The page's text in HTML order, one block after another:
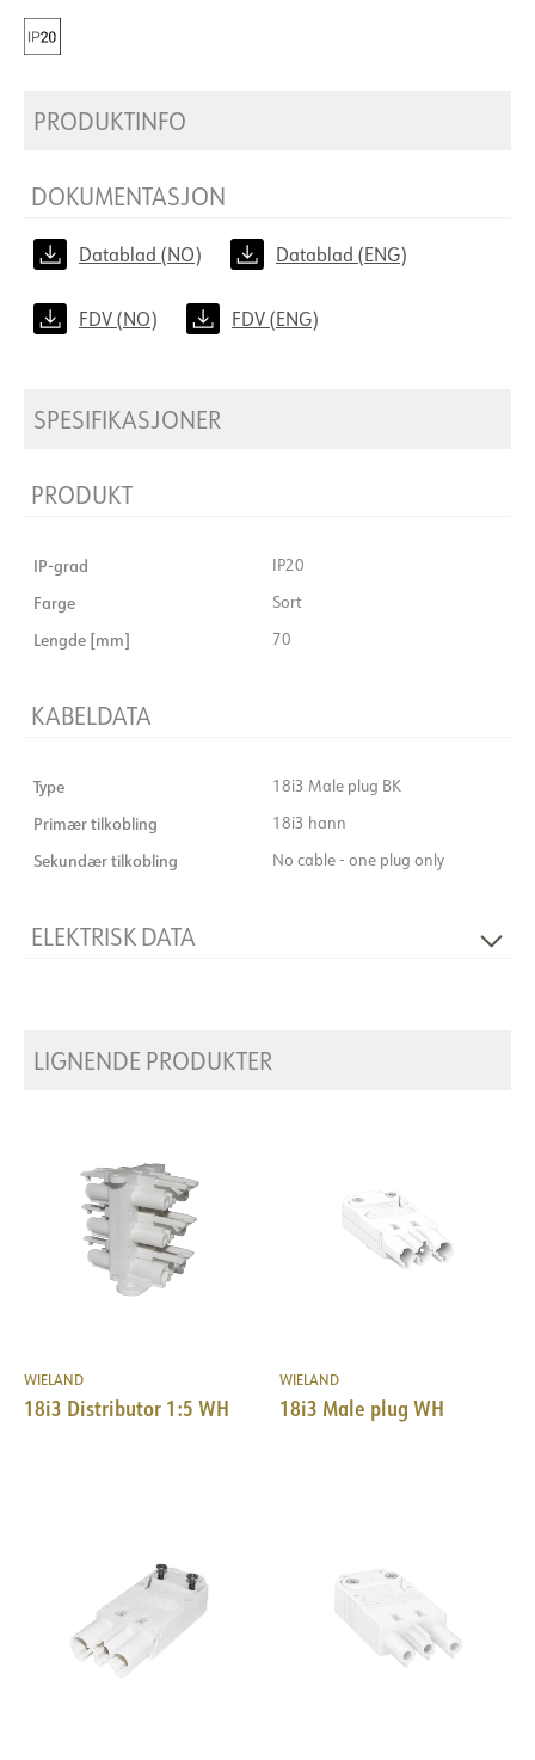
PRODUKTINFO
DOKUMENTASJON
Datablad (NO) Datablad (ENG)
FDV (NO) FDV (ENG)
SPESIFIKASJONER
PRODUKT
IP-grad IP20
Farge Sort
Lengde [mm] 70
KABELDATA
Type 18i3 Male plug BK
Primær tilkobling 18i3 hann
Sekundær tilkobling No cable - one plug only
ELEKTRISK DATA
LIGNENDE PRODUKTER
WIELAND
18i3 Distributor 1:5 WH
WIELAND
18i3 Male plug WH